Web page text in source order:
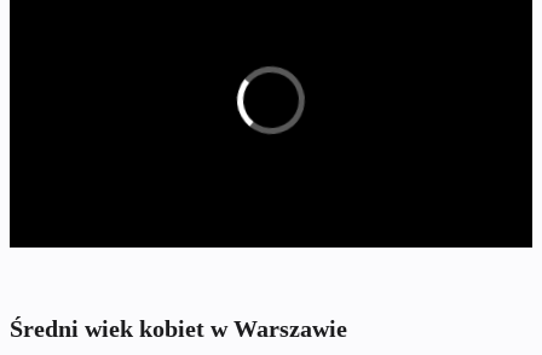
Średni wiek kobiet w Warszawie